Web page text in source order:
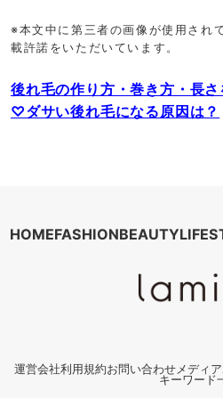
※本文中に第三者の画像が使用され
載許諾をいただいています。
後れ毛の作り方・巻き方・長
♡ダサい後れ毛になる原因は？
HOMEFASHIONBEAUTY
運営会社利用規約お問い合わせメディ
キーワード